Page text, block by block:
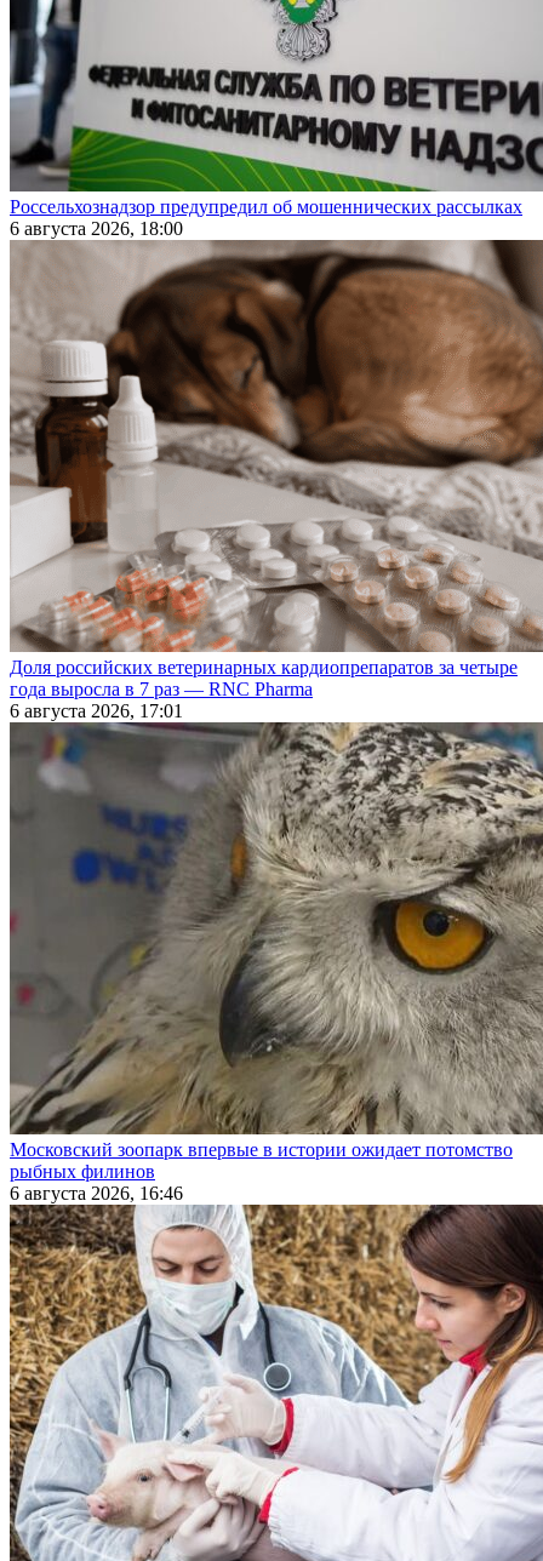
Россельхознадзор предупредил об мошеннических рассылках
6 августа 2026, 18:00
Доля российских ветеринарных кардиопрепаратов за четыре
года выросла в 7 раз — RNC Pharma
6 августа 2026, 17:01
Московский зоопарк впервые в истории ожидает потомство
рыбных филинов
6 августа 2026, 16:46